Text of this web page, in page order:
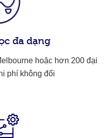
đa dạng
hoặc hơn 200 đại
phí không đổi